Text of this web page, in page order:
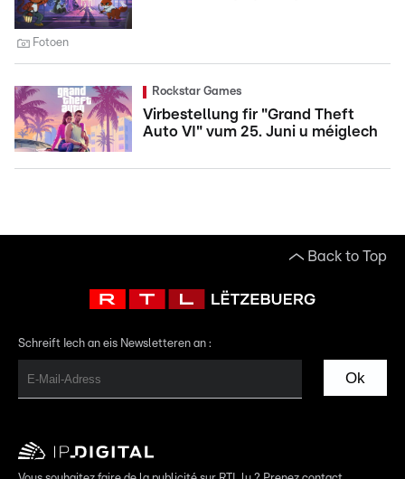
Fotoen
Rockstar Games
Virbestellung fir "Grand Theft
Auto VI" vum 25. Juni u méiglech
Back to Top
Schreift Iech an eis Newsletteren an :
Ok